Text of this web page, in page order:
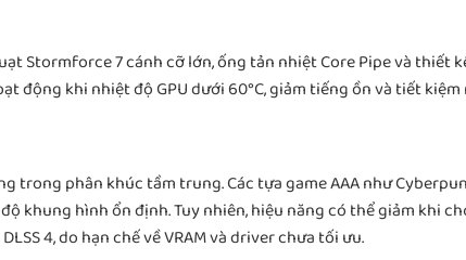
Stormforce 7 cánh cỡ lớn, ống tản nhiệt Core Pipe và thiết
động khi nhiệt độ GPU dưới 60°C, giảm tiếng ồn và tiết
trong phân khúc tầm trung. Các tựa game AAA như
khung hình ổn định. Tuy nhiên, hiệu năng có thể giảm khi
4, do hạn chế về VRAM và driver chưa tối ưu.